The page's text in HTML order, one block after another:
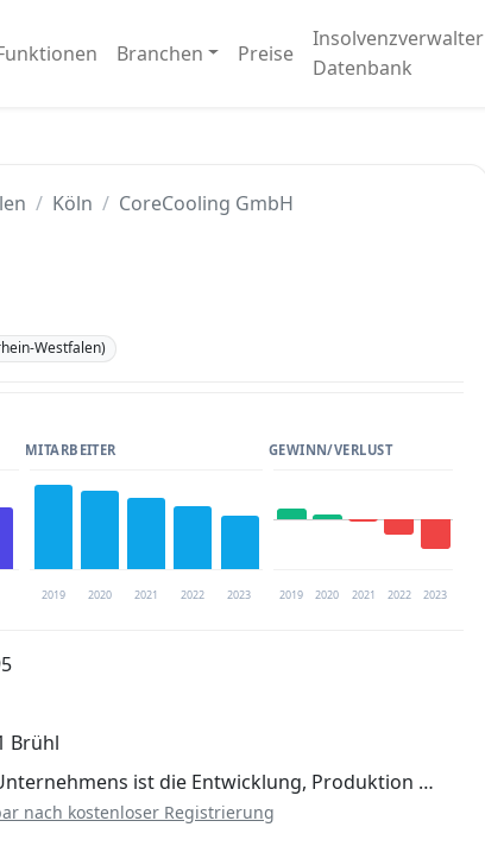
Branchen Preise
Insolvenzverwalter
Datenbank
Köln CoreCooling GmbH
Westfalen)
MITARBEITER
2019 2020 2021 2022 2023
GEWINN/VERLUST
2019 2020 2021 2022 2023
verfügbar
Brühl
ist die Entwicklung, Produktion …
nach kostenloser Registrierung